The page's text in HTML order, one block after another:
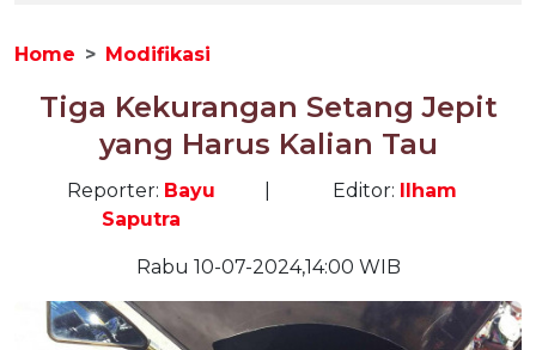
Home Modifikasi
Tiga Kekurangan Setang Jepit
yang Harus Kalian Tau
Reporter: Bayu
Saputra
Editor: Ilham
Rabu 10-07-2024,14:00 WIB